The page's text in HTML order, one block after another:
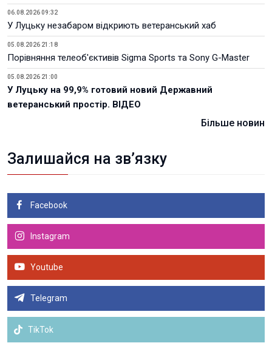
06.08.2026 09:32
У Луцьку незабаром відкриють ветеранський хаб
05.08.2026 21:18
Порівняння телеоб'єктивів Sigma Sports та Sony G-Master
05.08.2026 21:00
У Луцьку на 99,9% готовий новий Державний
ветеранський простір. ВІДЕО
Більше новин
Залишайся на зв’язку
Facebook
Instagram
Youtube
Telegram
TikTok